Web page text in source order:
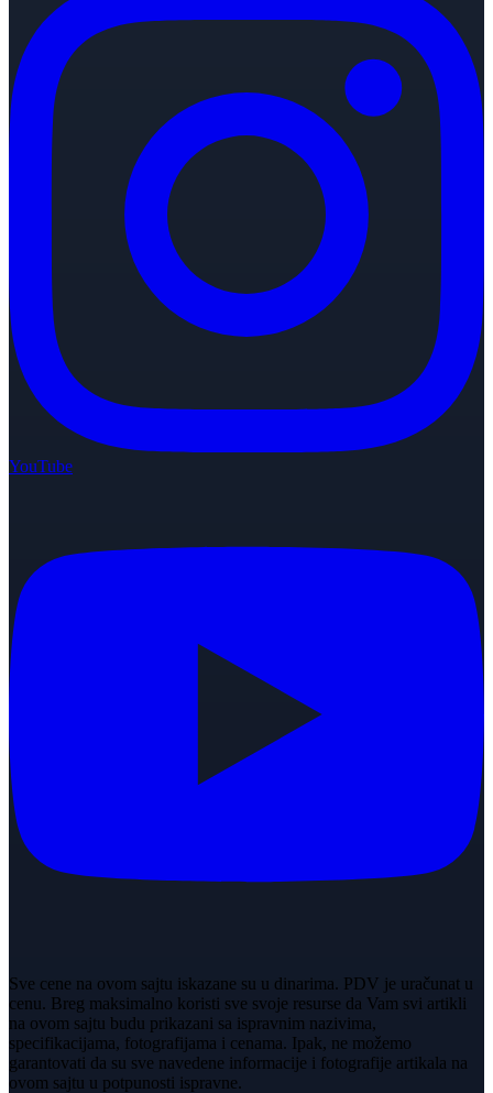
YouTube
Sve cene na ovom sajtu iskazane su u dinarima. PDV je uračunat u
cenu. Breg maksimalno koristi sve svoje resurse da Vam svi artikli
na ovom sajtu budu prikazani sa ispravnim nazivima,
specifikacijama, fotografijama i cenama. Ipak, ne možemo
garantovati da su sve navedene informacije i fotografije artikala na
ovom sajtu u potpunosti ispravne.